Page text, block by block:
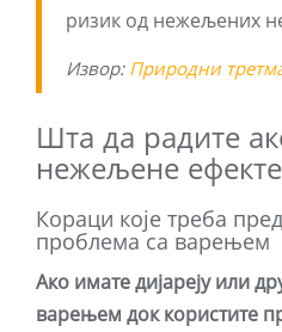
ризик од нежељених
Извор: Природни
Шта да радите
нежељене
Кораци које треба
проблема са варењем
Ако имате дијареју или
варењем док користите